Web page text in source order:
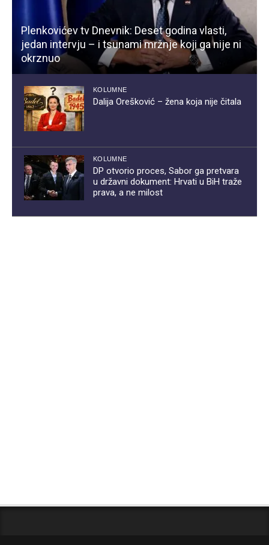
Plenkovićev tv Dnevnik: Deset godina vlasti,
jedan intervju – i tsunami mržnje koji ga nije ni
okrznuo
KOLUMNE
Dalija Orešković – žena koja nije čitala
KOLUMNE
DP otvorio proces, Sabor ga pretvara
u državni dokument: Hrvati u BiH traže
prava, a ne milost